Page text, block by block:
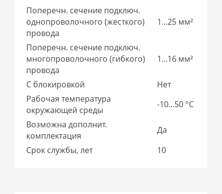
Поперечн. сечение подключ.
однопроволочного (жесткого)
провода
1...25 мм²
Поперечн. сечение подключ.
многопроволочного (гибкого)
провода
1...16 мм²
С блокировкой
Нет
Рабочая температура
окружающей среды
-10...50 °C
Возможна дополнит.
комплектация
Да
Срок службы, лет
10